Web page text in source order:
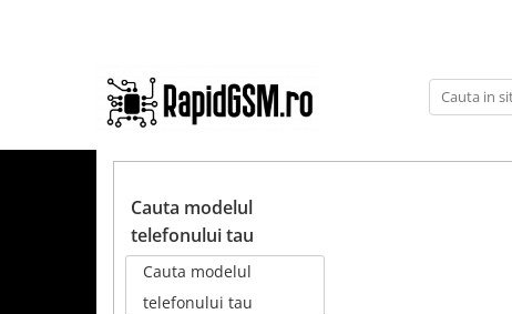
Ecrane Samsung
seria A
Cauta modelul
telefonului tau
Cauta modelul
telefonului tau